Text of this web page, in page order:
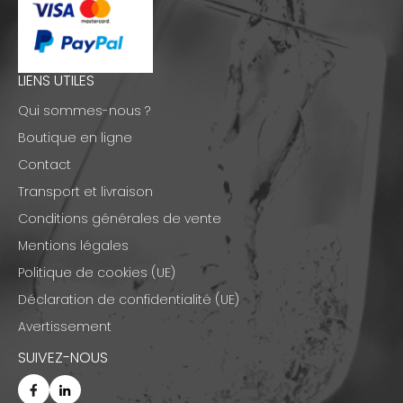
LIENS UTILES
Qui sommes-nous ?
Boutique en ligne
Contact
Transport et livraison
Conditions générales de vente
Mentions légales
Politique de cookies (UE)
Déclaration de confidentialité (UE)
Avertissement
SUIVEZ-NOUS